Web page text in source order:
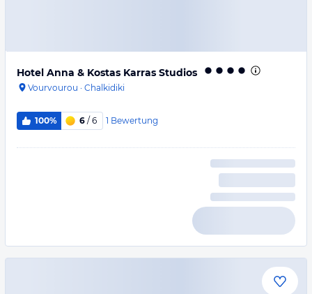
Hotel Anna & Kostas Karras Studios
Vourvourou · Chalkidiki
100% 6 / 6 1 Bewertung